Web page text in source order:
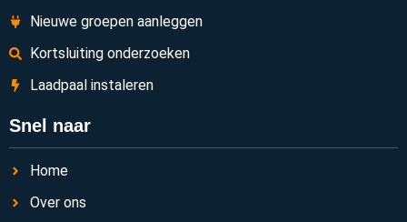
Nieuwe groepen aanleggen
Kortsluiting onderzoeken
Laadpaal instaleren
Snel naar
Home
Over ons